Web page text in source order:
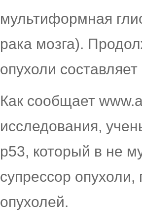
мультиформная
рака мозга).
опухоли
Как сообщает
исследования,
p53, который в не
супрессор
опухолей.